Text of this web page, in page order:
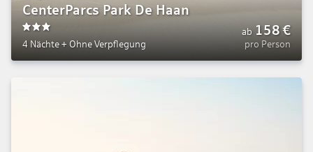
CenterParcs Park De Haan
4 Nächte + Ohne Verpflegung
ab 158€
pro Person